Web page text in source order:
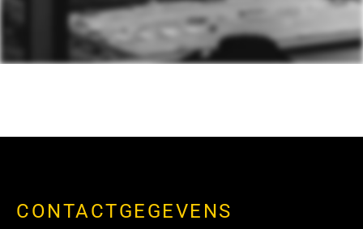
CONTACTGEGEVENS